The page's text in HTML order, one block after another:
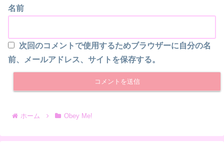
名前
次回のコメントで使用するためブラウザーに自分の名
前、メールアドレス、サイトを保存する。
ホーム Obey Me!